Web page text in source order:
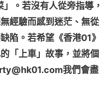
。若沒有人從旁指導，
經驗而感到迷茫、無從
陷。若希望《香港01》
「上車」故事，並將個
我們會盡